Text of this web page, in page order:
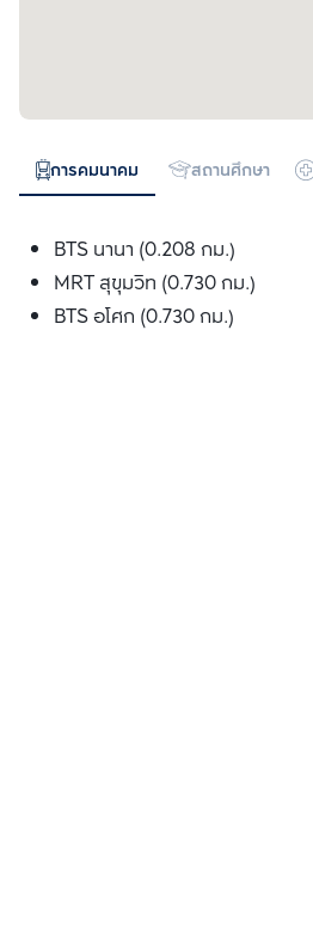
การคมนาคม สถานศึกษา
BTS นานา (0.208 กม.)
MRT สุขุมวิท (0.730 กม.)
BTS อโศก (0.730 กม.)